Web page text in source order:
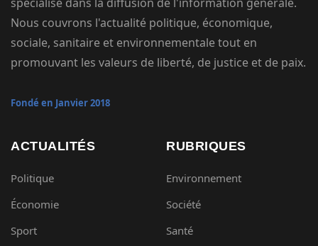
spécialisé dans la diffusion de l'information générale.
Nous couvrons l'actualité politique, économique,
sociale, sanitaire et environnementale tout en
promouvant les valeurs de liberté, de justice et de paix.
Fondé en Janvier 2018
ACTUALITÉS
Politique
Économie
Sport
RUBRIQUES
Environnement
Société
Santé